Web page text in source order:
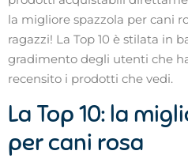
la migliore spazzola per cani
ragazzi! La Top 10 è stilata in
gradimento degli utenti che
recensito i prodotti che vedi.
La Top 10: la
per cani rosa